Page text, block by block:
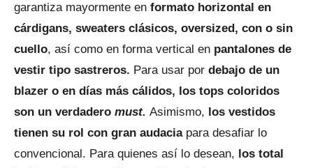
garantiza mayormente en formato horizontal en
cárdigans, sweaters clásicos, oversized, con o sin
cuello, así como en forma vertical en pantalones de
vestir tipo sastreros. Para usar por debajo de un
blazer o en días más cálidos, los tops coloridos
son un verdadero must. Asimismo, los vestidos
tienen su rol con gran audacia para desafiar lo
convencional. Para quienes así lo desean, los total